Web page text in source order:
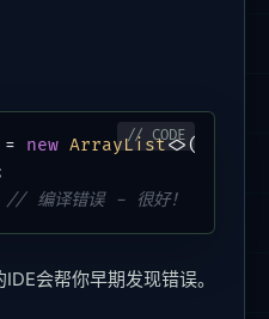
new ArrayList<>();
译错误 - 很好！
IDE会帮你早期发现错误。